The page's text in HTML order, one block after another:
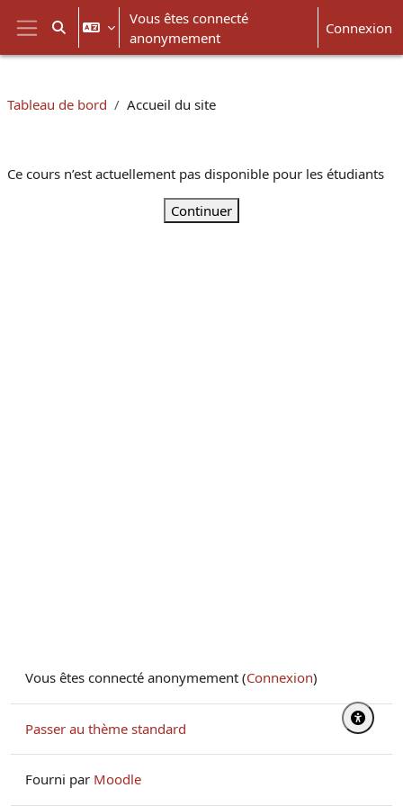
Passer au contenu principal
Panneau latéral
Activer/désactiver la saisie de recherche
Vous êtes connecté
anonymement
Connexion
Tableau de bord Accueil du site
Ce cours n’est actuellement pas disponible pour les étudiants
Continuer
Vous êtes connecté anonymement (Connexion)
Passer au thème standard
Fourni par Moodle